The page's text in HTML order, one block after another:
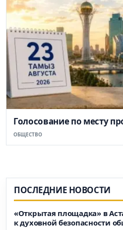
Голосование по месту
ОБЩЕСТВО
ПОСЛЕДНИЕ НОВОСТИ
«Открытая площадка» в
к духовной безопасности